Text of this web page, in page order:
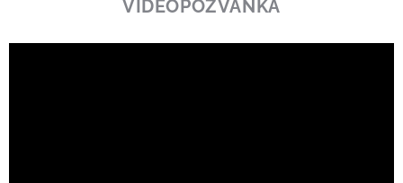
VIDEOPOZVÁNKA